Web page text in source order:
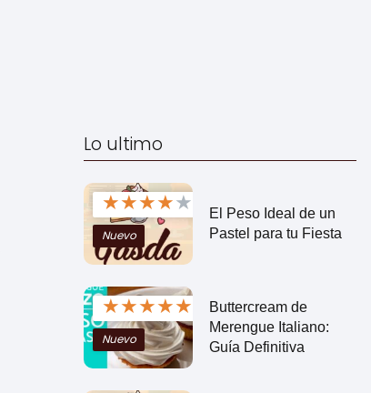
Lo ultimo
★★★★★
Nuevo
El Peso Ideal de un
Pastel para tu Fiesta
★★★★★
Nuevo
Buttercream de
Merengue Italiano:
Guía Definitiva